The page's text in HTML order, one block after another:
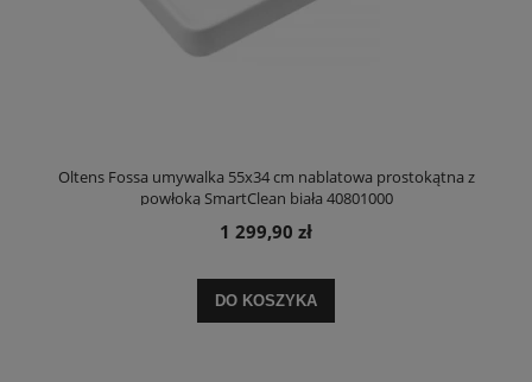
Oltens Fossa umywalka 55x34 cm nablatowa prostokątna z
powłoką SmartClean biała 40801000
1 299,90 zł
DO KOSZYKA